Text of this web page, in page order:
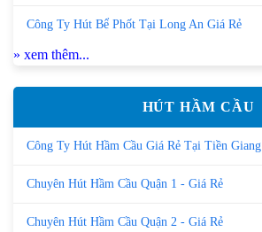
Công Ty Hút Bể Phốt Tại Long An Giá Rẻ
» xem thêm...
HÚT HẦM CẦU
Công Ty Hút Hầm Cầu Giá Rẻ Tại Tiền Giang
Chuyên Hút Hầm Cầu Quận 1 - Giá Rẻ
Chuyên Hút Hầm Cầu Quận 2 - Giá Rẻ